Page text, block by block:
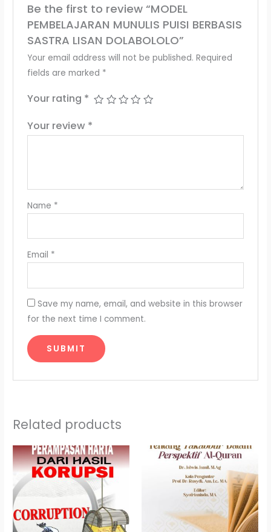
Be the first to review “MODEL
PEMBELAJARAN MUNULIS PUISI BERBASIS
SASTRA LISAN DOLABOLOLO”
Your email address will not be published. Required
fields are marked *
Your rating *
Your review *
Name *
Email *
Save my name, email, and website in this browser
for the next time I comment.
Related products